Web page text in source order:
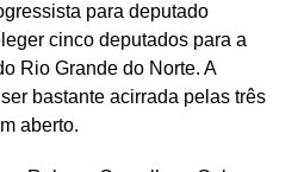
para deputado
cinco deputados para a
Rio Grande do Norte. A
bastante acirrada pelas três
aberto.